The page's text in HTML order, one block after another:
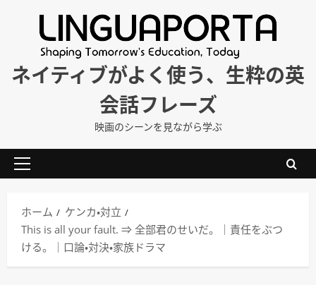
ネイティブがよく使う、生粋の英
会話フレーズ
映画のシーンを見ながら学ぶ
メ
ン
メ
ニ
ホーム
ケンカ・対立
This is all your fault. ⇒ 全部君のせいだ。｜責任をぶつ
ける。｜口論・対決・家族ドラマ